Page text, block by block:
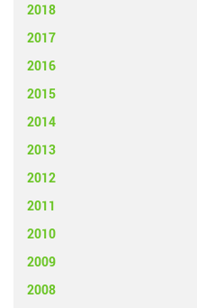
2018
2017
2016
2015
2014
2013
2012
2011
2010
2009
2008